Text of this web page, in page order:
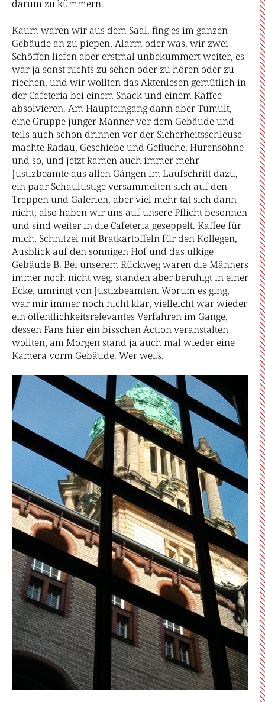
darum zu kümmern.
Kaum waren wir aus dem Saal, fing es im ganzen
Gebäude an zu piepen, Alarm oder was, wir zwei
Schöffen liefen aber erstmal unbekümmert weiter, es
war ja sonst nichts zu sehen oder zu hören oder zu
riechen, und wir wollten das Aktenlesen gemütlich in
der Cafeteria bei einem Snack und einem Kaffee
absolvieren. Am Haupteingang dann aber Tumult,
eine Gruppe junger Männer vor dem Gebäude und
teils auch schon drinnen vor der Sicherheitsschleuse
machte Radau, Geschiebe und Gefluche, Hurensöhne
und so, und jetzt kamen auch immer mehr
Justizbeamte aus allen Gängen im Laufschritt dazu,
ein paar Schaulustige versammelten sich auf den
Treppen und Galerien, aber viel mehr tat sich dann
nicht, also haben wir uns auf unsere Pflicht besonnen
und sind weiter in die Cafeteria geseppelt. Kaffee für
mich, Schnitzel mit Bratkartoffeln für den Kollegen,
Ausblick auf den sonnigen Hof und das ulkige
Gebäude B. Bei unserem Rückweg waren die Männers
immer noch nicht weg, standen aber beruhigt in einer
Ecke, umringt von Justizbeamten. Worum es ging,
war mir immer noch nicht klar, vielleicht war wieder
ein öffentlichkeitsrelevantes Verfahren im Gange,
dessen Fans hier ein bisschen Action veranstalten
wollten, am Morgen stand ja auch mal wieder eine
Kamera vorm Gebäude. Wer weiß.